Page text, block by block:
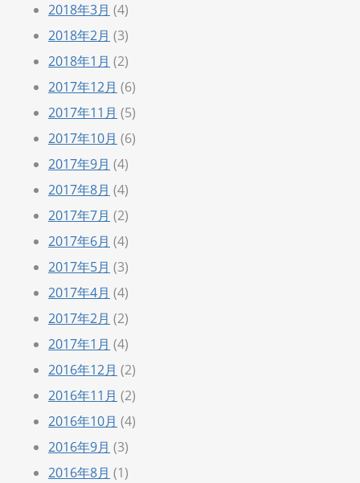
2018年3月 (4)
2018年2月 (3)
2018年1月 (2)
2017年12月 (6)
2017年11月 (5)
2017年10月 (6)
2017年9月 (4)
2017年8月 (4)
2017年7月 (2)
2017年6月 (4)
2017年5月 (3)
2017年4月 (4)
2017年2月 (2)
2017年1月 (4)
2016年12月 (2)
2016年11月 (2)
2016年10月 (4)
2016年9月 (3)
2016年8月 (1)